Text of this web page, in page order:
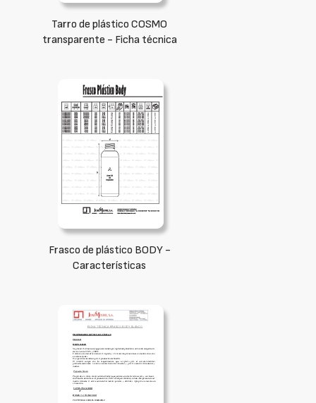
Tarro de plástico COSMO
transparente - Ficha técnica
Frasco de plástico BODY -
Características